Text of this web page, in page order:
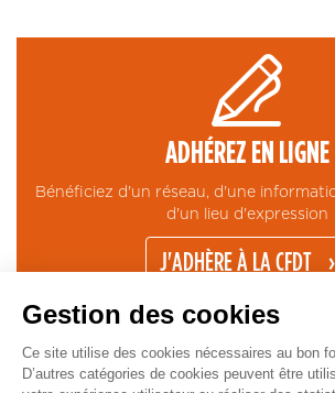
ADHÉREZ EN LIGNE
Bénéficiez d'un réseau, d'une
d'un lieu d'expression
J'ADHÈRE À LA CFDT
Gestion des cookies
Ce site utilise des cookies nécessaires au bon
D’autres catégories de cookies peuvent être